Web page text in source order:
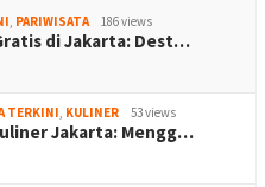
, PARIWISATA 186 views
di Jakarta: Dest…
TERKINI, KULINER 53 views
Jakarta: Mengg…